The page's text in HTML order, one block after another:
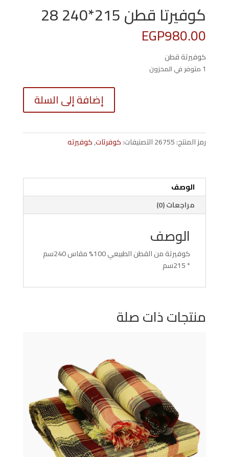
كوفيرتا قطن 215*240 28
EGP980.00
كوفيرتة قطن
1 متوفر في المخزون
كمية
قطن
إضافة إلى السلة
رمز المنتج:26755التصنيفات:كوفرتات,كوفيرته
الوصف
مراجعات (0)
الوصف
كوفيرتة من القطن الطبيعي 100% مقاس 240سم
* 215سم
منتجات ذات صلة